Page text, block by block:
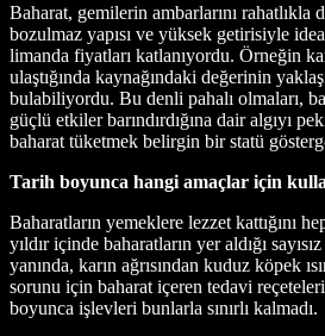
Baharat, gemilerin ambarlarını
bozulmaz yapısı ve yüksek getirisiyle
limanda fiyatları katlanıyordu. Örneğin
ulaştığında kaynağındaki değerinin
bulabiliyordu. Bu denli pahalı olmaları,
güçlü etkiler barındırdığına dair algıyı
baharat tüketmek belirgin bir statü
Tarih boyunca hangi amaçlar için
Baharatların yemeklere lezzet kattığını
yıldır içinde baharatların yer aldığı
yanında, karın ağrısından kuduz köpek
sorunu için baharat içeren tedavi
boyunca işlevleri bunlarla sınırlı kalmadı.